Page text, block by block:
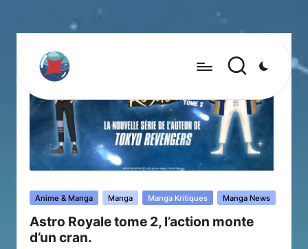
Posted
Anime & Manga Manga Manga Kritiques Manga News
Astro Royale tome 2, l’action monte
d’un cran.